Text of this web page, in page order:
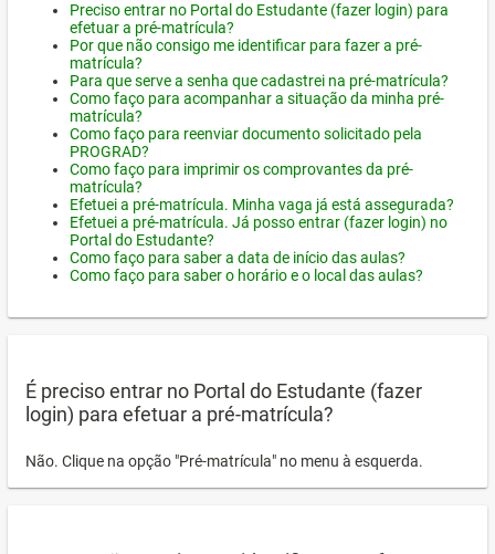
Preciso entrar no Portal do Estudante (fazer login) para
efetuar a pré-matrícula?
Por que não consigo me identificar para fazer a pré-
matrícula?
Para que serve a senha que cadastrei na pré-matrícula?
Como faço para acompanhar a situação da minha pré-
matrícula?
Como faço para reenviar documento solicitado pela
PROGRAD?
Como faço para imprimir os comprovantes da pré-
matrícula?
Efetuei a pré-matrícula. Minha vaga já está assegurada?
Efetuei a pré-matrícula. Já posso entrar (fazer login) no
Portal do Estudante?
Como faço para saber a data de início das aulas?
Como faço para saber o horário e o local das aulas?
É preciso entrar no Portal do Estudante (fazer
login) para efetuar a pré-matrícula?
Não. Clique na opção "Pré-matrícula" no menu à esquerda.